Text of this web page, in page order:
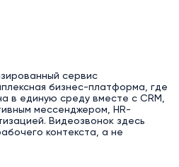
сервис
бизнес-платформа, где
в единую среду вместе с CRM,
мессенджером, HR-
Видеозвонок здесь
контекста, а не